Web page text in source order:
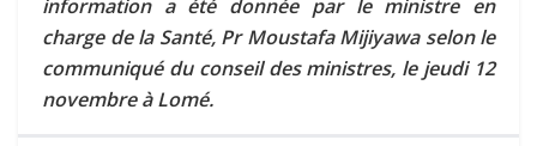
information a été donnée par le ministre en
charge de la Santé, Pr Moustafa Mijiyawa selon le
communiqué du conseil des ministres, le jeudi 12
novembre à Lomé.